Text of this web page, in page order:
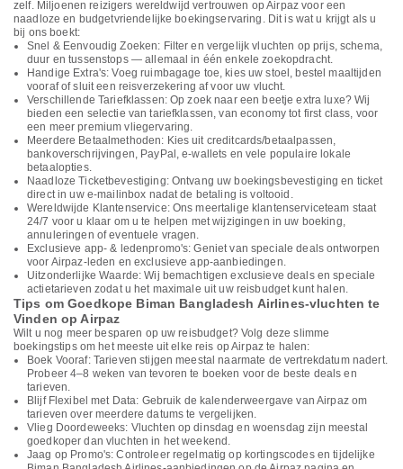
zelf. Miljoenen reizigers wereldwijd vertrouwen op Airpaz voor een
naadloze en budgetvriendelijke boekingservaring. Dit is wat u krijgt als u
bij ons boekt:
Snel & Eenvoudig Zoeken: Filter en vergelijk vluchten op prijs, schema,
duur en tussenstops — allemaal in één enkele zoekopdracht.
Handige Extra's: Voeg ruimbagage toe, kies uw stoel, bestel maaltijden
vooraf of sluit een reisverzekering af voor uw vlucht.
Verschillende Tariefklassen: Op zoek naar een beetje extra luxe? Wij
bieden een selectie van tariefklassen, van economy tot first class, voor
een meer premium vliegervaring.
Meerdere Betaalmethoden: Kies uit creditcards/betaalpassen,
bankoverschrijvingen, PayPal, e-wallets en vele populaire lokale
betaalopties.
Naadloze Ticketbevestiging: Ontvang uw boekingsbevestiging en ticket
direct in uw e-mailinbox nadat de betaling is voltooid.
Wereldwijde Klantenservice: Ons meertalige klantenserviceteam staat
24/7 voor u klaar om u te helpen met wijzigingen in uw boeking,
annuleringen of eventuele vragen.
Exclusieve app- & ledenpromo's: Geniet van speciale deals ontworpen
voor Airpaz-leden en exclusieve app-aanbiedingen.
Uitzonderlijke Waarde: Wij bemachtigen exclusieve deals en speciale
actietarieven zodat u het maximale uit uw reisbudget kunt halen.
Tips om Goedkope Biman Bangladesh Airlines-vluchten te
Vinden op Airpaz
Wilt u nog meer besparen op uw reisbudget? Volg deze slimme
boekingstips om het meeste uit elke reis op Airpaz te halen:
Boek Vooraf: Tarieven stijgen meestal naarmate de vertrekdatum nadert.
Probeer 4–8 weken van tevoren te boeken voor de beste deals en
tarieven.
Blijf Flexibel met Data: Gebruik de kalenderweergave van Airpaz om
tarieven over meerdere datums te vergelijken.
Vlieg Doordeweeks: Vluchten op dinsdag en woensdag zijn meestal
goedkoper dan vluchten in het weekend.
Jaag op Promo's: Controleer regelmatig op kortingscodes en tijdelijke